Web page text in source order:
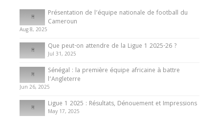
Tout ce que vous devez savoir sur la Coupe
d’Afrique des Nations
10 May 2024
Internationales
Présentation de l’équipe nationale de football
du Cameroun
8 August 2025
Présentation de l’équipe nationale de football du
Cameroun
Aug 8, 2025
Que peut-on attendre de la Ligue 1 2025-26 ?
Jul 31, 2025
Sénégal : la première équipe africaine à battre
l’Angleterre
Jun 26, 2025
Ligue 1 2025 : Résultats, Dénouement et Impressions
May 17, 2025